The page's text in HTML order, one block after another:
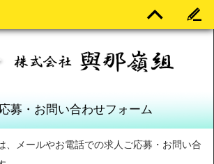
募・お問い合わせフォーム
、メールやお電話での求人ご応募・お問い合